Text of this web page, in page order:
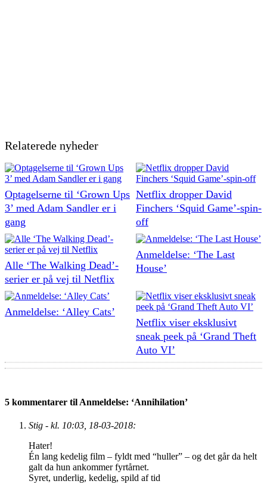
Relaterede nyheder
Optagelserne til ‘Grown Ups
3’ med Adam Sandler er i
gang
Netflix dropper David
Finchers ‘Squid Game’-spin-
off
Alle ‘The Walking Dead’-
serier er på vej til Netflix
Anmeldelse: ‘The Last
House’
Anmeldelse: ‘Alley Cats’
Netflix viser eksklusivt
sneak peek på ‘Grand Theft
Auto VI’
5 kommentarer til Anmeldelse: ‘Annihilation’
Stig - kl. 10:03, 18-03-2018:
Hater!
Én lang kedelig film – fyldt med “huller” – og det går da helt
galt da hun ankommer fyrtårnet.
Syret, underlig, kedelig, spild af tid